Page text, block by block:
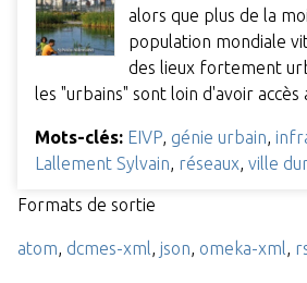
alors que plus de la
population mondiale
des lieux fortement
les "urbains" sont loin d'avoir accès
Mots-clés: EIVP génie urbain
Lallement Sylvain réseaux ville
Formats de sortie
atom dcmes-xml json omeka-xml